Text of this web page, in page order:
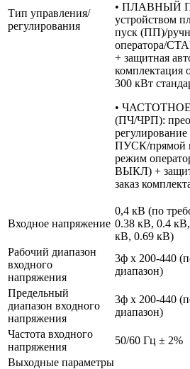
Тип управления/
регулирования
• ПЛАВНЫЙ
устройством
пуск (ПП)/
оператора/
+ защитная
комплектация
300 кВт
•
(ПЧ/ЧРП):
ПУСК/прямой
режим
ВЫКЛ) +
заказ
Входное напряжение
0,4 кВ (по
0.38 кВ, 0.4
кВ, 0.69 кВ)
Рабочий диапазон
входного
напряжения
3ф х 200-440
диапазон)
Предельный
диапазон входного
напряжения
3ф х 200-440
диапазон)
Частота входного
напряжения
50/60 Гц ± 2%
Выходные параметры